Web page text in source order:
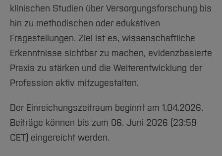
klinischen Studien über Versorgungsforschung bis
hin zu methodischen oder edukativen
Fragestellungen. Ziel ist es, wissenschaftliche
Erkenntnisse sichtbar zu machen, evidenzbasierte
Praxis zu stärken und die Weiterentwicklung der
Profession aktiv mitzugestalten.
Der Einreichungszeitraum beginnt am 1.04.2026.
Beiträge können bis zum 06. Juni 2026 (23:59
CET) eingereicht werden.